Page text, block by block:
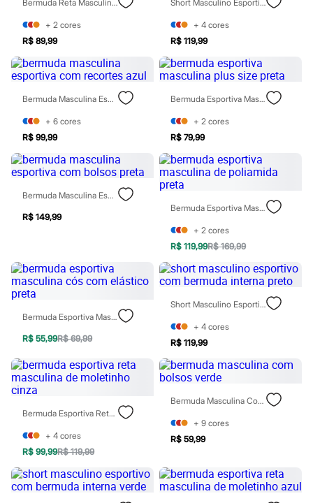
Rasteirinhas
Sandálias
Tênis
Diversão
Marcas
Baby Club
Fifteen
Miss Fifteen
Moda íntima
Calcinhas
Meias
Pijamas
Biquínis e Maiôs
Blusas de proteção
Sungas
Disney
Hello Kitty
Homem Aranha
Minecraft
Naruto
Patrulha Canina
Sonic
Beleza
Kits
Perfumes árabes
Novidades
Cabelos
Escovas e Pentes
Finalizadores
Tratamento
Cuidados com o corpo
Bermuda Reta Masculina Branca
+ 2 cores
R$ 89,99
Short Masculino Esportivo Com Bermuda Interna Branco
+ 4 cores
R$ 119,99
Bermuda Masculina Esportiva Com Recortes Azul
+ 6 cores
R$ 99,99
Bermuda Esportiva Masculina Plus Size Preta
+ 2 cores
R$ 79,99
Bermuda Masculina Esportiva Com Bolsos Preta
R$ 149,99
Bermuda Esportiva Masculina De Poliamida Preta
+ 2 cores
R$ 119,99R$ 169,99
Bermuda Esportiva Masculina Cós Com Elástico Preta
R$ 55,99R$ 69,99
Short Masculino Esportivo Com Bermuda Interna Preto
+ 4 cores
R$ 119,99
Bermuda Esportiva Reta Masculina De Moletinho Cinza
+ 4 cores
R$ 99,99R$ 119,99
Bermuda Masculina Com Bolsos Verde
+ 9 cores
R$ 59,99